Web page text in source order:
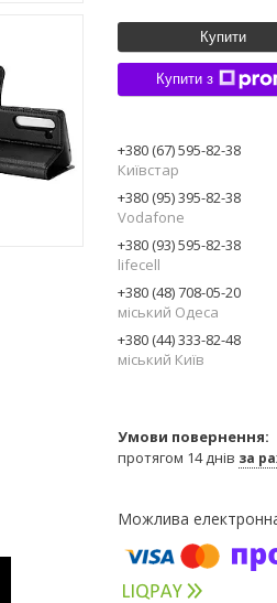
Купити
Купити з
+380 (67) 595-82-38
Київстар
+380 (95) 395-82-38
Vodafone
+380 (93) 595-82-38
lifecell
+380 (48) 708-05-20
міський Одеса
+380 (44) 333-82-48
міський Київ
протягом 14 днів за